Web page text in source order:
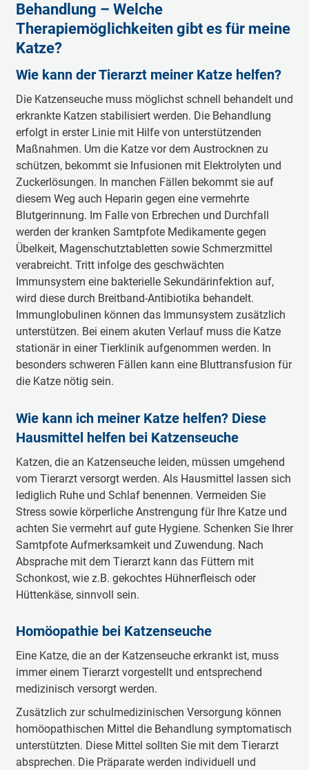
Behandlung – Welche
Therapiemöglichkeiten gibt es für meine
Katze?
Wie kann der Tierarzt meiner Katze helfen?
Die Katzenseuche muss möglichst schnell behandelt und
erkrankte Katzen stabilisiert werden. Die Behandlung
erfolgt in erster Linie mit Hilfe von unterstützenden
Maßnahmen. Um die Katze vor dem Austrocknen zu
schützen, bekommt sie Infusionen mit Elektrolyten und
Zuckerlösungen. In manchen Fällen bekommt sie auf
diesem Weg auch Heparin gegen eine vermehrte
Blutgerinnung. Im Falle von Erbrechen und Durchfall
werden der kranken Samtpfote Medikamente gegen
Übelkeit, Magenschutztabletten sowie Schmerzmittel
verabreicht. Tritt infolge des geschwächten
Immunsystem eine bakterielle Sekundärinfektion auf,
wird diese durch Breitband-Antibiotika behandelt.
Immunglobulinen können das Immunsystem zusätzlich
unterstützen. Bei einem akuten Verlauf muss die Katze
stationär in einer Tierklinik aufgenommen werden. In
besonders schweren Fällen kann eine Bluttransfusion für
die Katze nötig sein.
Wie kann ich meiner Katze helfen? Diese
Hausmittel helfen bei Katzenseuche
Katzen, die an Katzenseuche leiden, müssen umgehend
vom Tierarzt versorgt werden. Als Hausmittel lassen sich
lediglich Ruhe und Schlaf benennen. Vermeiden Sie
Stress sowie körperliche Anstrengung für Ihre Katze und
achten Sie vermehrt auf gute Hygiene. Schenken Sie Ihrer
Samtpfote Aufmerksamkeit und Zuwendung. Nach
Absprache mit dem Tierarzt kann das Füttern mit
Schonkost, wie z.B. gekochtes Hühnerfleisch oder
Hüttenkäse, sinnvoll sein.
Homöopathie bei Katzenseuche
Eine Katze, die an der Katzenseuche erkrankt ist, muss
immer einem Tierarzt vorgestellt und entsprechend
medizinisch versorgt werden.
Zusätzlich zur schulmedizinischen Versorgung können
homöopathischen Mittel die Behandlung symptomatisch
unterstützten. Diese Mittel sollten Sie mit dem Tierarzt
absprechen. Die Präparate werden individuell und